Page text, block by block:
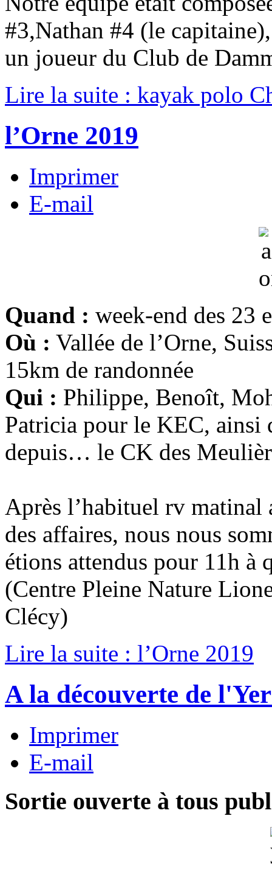
#3,Nathan #4 (le
un joueur du Club de
Lire la suite : kayak polo
l’Orne 2019
Imprimer
E-mail
Quand : week-end des 23
Où : Vallée de l’Orne,
15km de randonnée
Qui : Philippe, Benoît,
Patricia pour le KEC, ainsi
depuis… le CK des
Après l’habituel rv matinal
des affaires, nous nous
étions attendus pour 11h à
(Centre Pleine Nature
Clécy)
Lire la suite : l’Orne 2019
A la découverte de
Imprimer
E-mail
Sortie ouverte à tous